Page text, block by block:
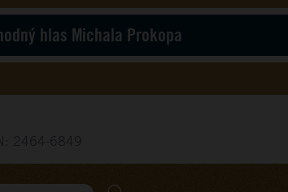
hlas Michala Prokopa